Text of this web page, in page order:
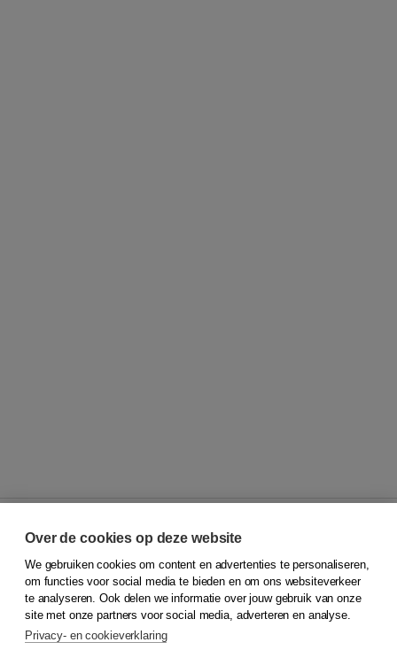
© 2026Koninklijke Boom uitgevers
Klantenservice
Service & informatie
Contact
Over de cookies op deze website
We gebruiken cookies om content en advertenties te personaliseren,
om functies voor social media te bieden en om ons websiteverkeer
te analyseren. Ook delen we informatie over jouw gebruik van onze
site met onze partners voor social media, adverteren en analyse.
Privacy- en cookieverklaring